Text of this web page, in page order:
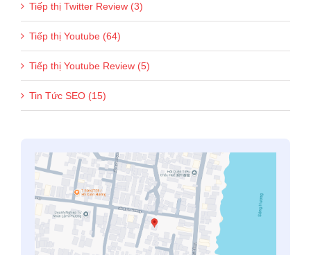
Tiếp thị Twitter Review (3)
Tiếp thị Youtube (64)
Tiếp thị Youtube Review (5)
Tin Tức SEO (15)